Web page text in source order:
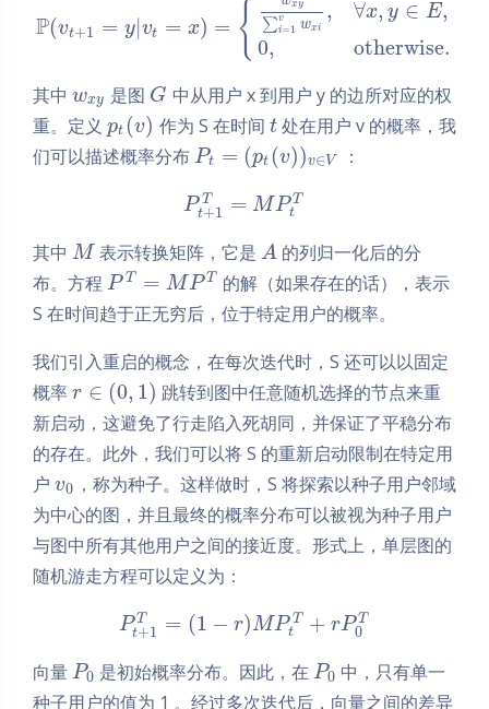
P(vt+1 = y|vt = x) = { xy
∑v
i=1 wxi
,
0,
∀x, y ∈ E,
otherwise.
其中 wxy 是图 G 中从用户 x 到用户 y 的边所对应的权
重。定义 pt (v) 作为 S 在时间 t处在用户 v 的概率，我
们可以描述概率分布 Pt = (pt (v))v∈ V ：
P T
t+1 = M P T
t
其中 M 表示转换矩阵，它是 A 的列归一化后的分
布。方程 P T = MP T
的解（如果存在的话），表示
S 在时间趋于正无穷后，位于特定用户的概率。
我们引入重启的概念，在每次迭代时，S 还可以以固定
概率 r ∈ (0, 1) 跳转到图中任意随机选择的节点来重
新启动，这避免了行走陷入死胡同，并保证了平稳分布
的存在。此外，我们可以将 S 的重新启动限制在特定用
户 v0 ，称为种子。这样做时，S 将探索以种子用户邻域
为中心的图，并且最终的概率分布可以被视为种子用户
与图中所有其他用户之间的接近度。形式上，单层图的
随机游走方程可以定义为：
P T
t+1 = (1 − r)MP T
t
+ rP T
0
向量 P0 是初始概率分布。因此，在 P0 中，只有单一
种子用户的值为 1 。经过多次迭代后，向量之间的差异